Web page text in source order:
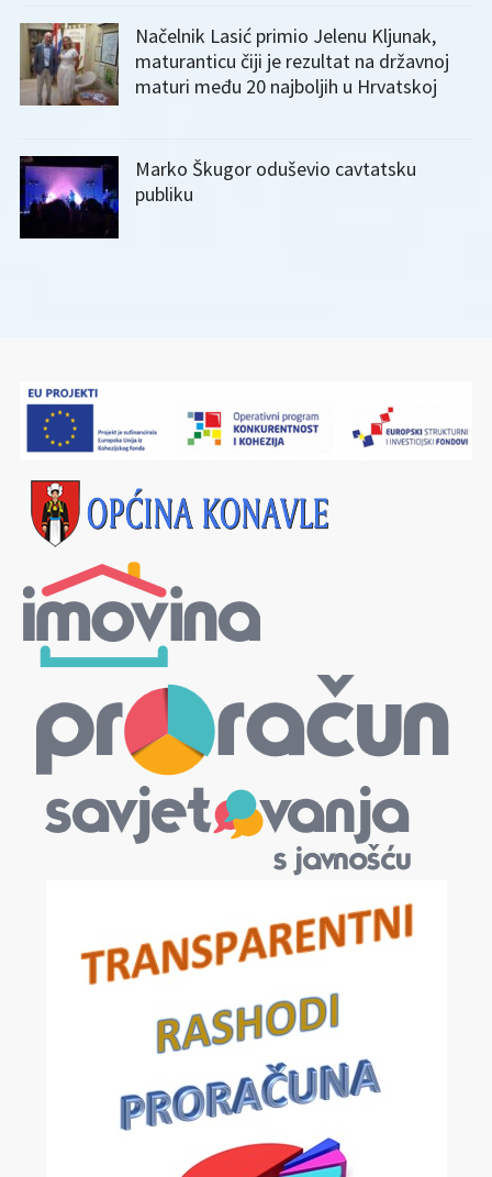
Načelnik Lasić primio Jelenu Kljunak,
maturanticu čiji je rezultat na državnoj
maturi među 20 najboljih u Hrvatskoj
Marko Škugor oduševio cavtatsku
publiku